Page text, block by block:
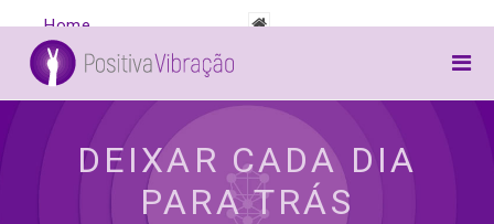
Home
Canalizações
DEIXAR CADA DIA
PARA TRÁS